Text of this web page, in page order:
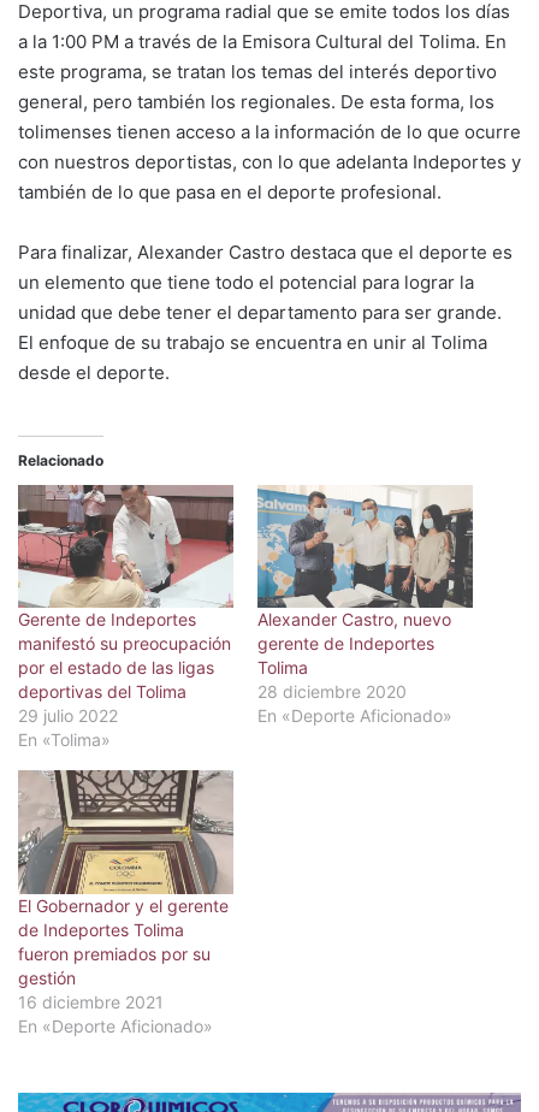
Deportiva, un programa radial que se emite todos los días
a la 1:00 PM a través de la Emisora Cultural del Tolima. En
este programa, se tratan los temas del interés deportivo
general, pero también los regionales. De esta forma, los
tolimenses tienen acceso a la información de lo que ocurre
con nuestros deportistas, con lo que adelanta Indeportes y
también de lo que pasa en el deporte profesional.
Para finalizar, Alexander Castro destaca que el deporte es
un elemento que tiene todo el potencial para lograr la
unidad que debe tener el departamento para ser grande.
El enfoque de su trabajo se encuentra en unir al Tolima
desde el deporte.
Relacionado
Gerente de Indeportes
manifestó su preocupación
por el estado de las ligas
deportivas del Tolima
29 julio 2022
En «Tolima»
Alexander Castro, nuevo
gerente de Indeportes
Tolima
28 diciembre 2020
En «Deporte Aficionado»
El Gobernador y el gerente
de Indeportes Tolima
fueron premiados por su
gestión
16 diciembre 2021
En «Deporte Aficionado»